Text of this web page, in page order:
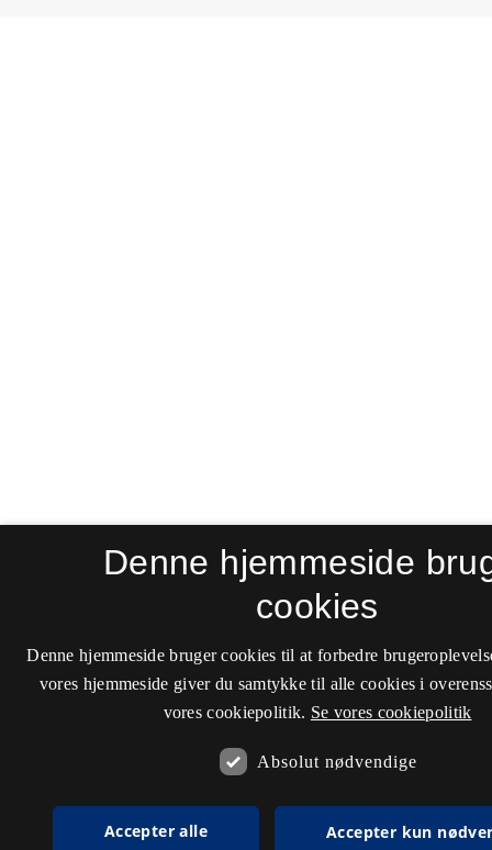
Denne hjemmeside
cookies
Denne hjemmeside bruger cookies til at forbedre
vores hjemmeside giver du samtykke til alle cookies i
vores cookiepolitik. Se vores cookiepolitik
Absolut nødvendige
Accepter alle Accepter kun